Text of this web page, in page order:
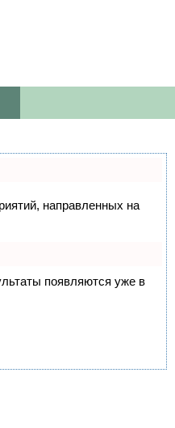
направленных на
появляются уже в